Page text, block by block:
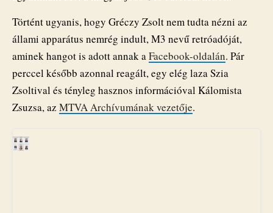
Történt ugyanis, hogy Gréczy Zsolt nem tudta nézni az
állami apparátus nemrég indult, M3 nevű retróadóját,
aminek hangot is adott annak aFacebook-oldalán. Pár
perccel később azonnal reagált, egy elég laza Szia
Zsoltival és tényleg hasznos információval Kálomista
Zsuzsa, az MTVA Archívumának vezetője.